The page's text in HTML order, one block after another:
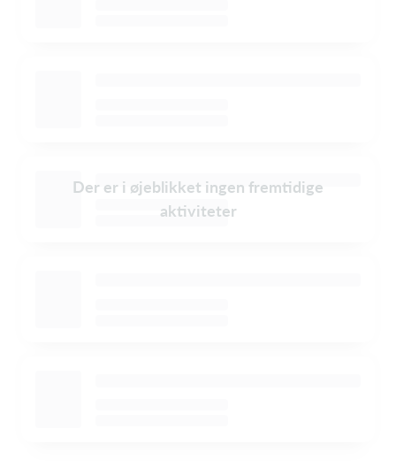
Der er i øjeblikket ingen fremtidige
aktiviteter